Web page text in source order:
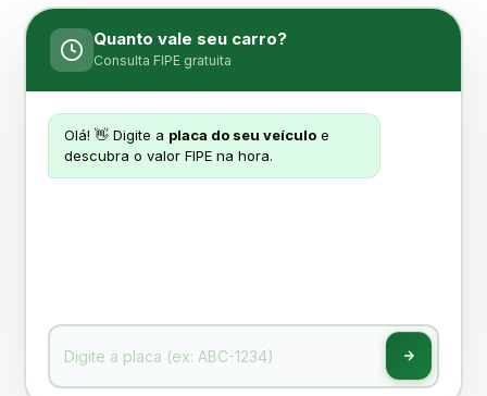
Quanto vale seu carro?
Consulta FIPE gratuita
Olá! 👋 Digite a placa do seu veículoe
descubra o valor FIPE na hora.